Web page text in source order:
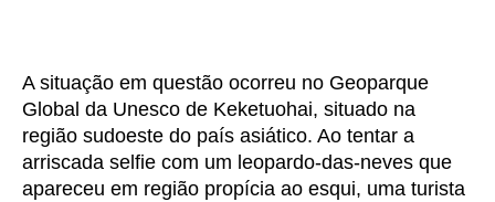
A situação em questão ocorreu no Geoparque
Global da Unesco de Keketuohai, situado na
região sudoeste do país asiático. Ao tentar a
arriscada selfie com um leopardo-das-neves que
apareceu em região propícia ao esqui, uma turista